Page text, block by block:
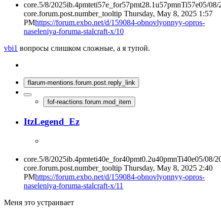
core.5/8/2025ib.4pmteti57e_for57pmt28.1u57pmnTi57e05/08/
core.forum.post.number_tooltip Thursday, May 8, 2025 1:57
PMhttps://forum.exbo.net/d/159084-obnovlyonnyy-opros-
naseleniya-foruma-stalcraft-x/10
vbi1 вопросы слишком сложные, а я тупой.
flarum-mentions.forum.post.reply_link
fof-reactions.forum.mod_item
ItzLegend_Ez
core.5/8/2025ib.4pmteti40e_for40pmt0.2u40pmnTi40e05/08/
core.forum.post.number_tooltip Thursday, May 8, 2025 2:40
PMhttps://forum.exbo.net/d/159084-obnovlyonnyy-opros-
naseleniya-foruma-stalcraft-x/11
Меня это устраивает